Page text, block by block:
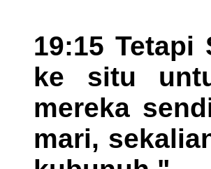
19:15
ke situ
mereka
mari,